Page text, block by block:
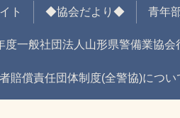
ト ◆協会だより◆ 青年
度一般社団法人山形県警備業協会
賠償責任団体制度(全警協)につい